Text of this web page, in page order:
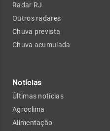
Radar RJ
Outros radares
Chuva prevista
Chuva acumulada
Notícias
Últimas notícias
Agroclima
Alimentação